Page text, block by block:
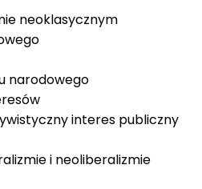
neoklasycznym
narodowego
interes publiczny
i neoliberalizmie